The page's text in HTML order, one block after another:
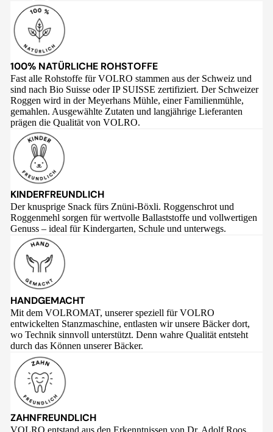
100% NATÜRLICHE ROHSTOFFE
Fast alle Rohstoffe für VOLRO stammen aus der Schweiz und
sind nach Bio Suisse oder IP SUISSE zertifiziert. Der Schweizer
Roggen wird in der Meyerhans Mühle, einer Familienmühle,
gemahlen. Ausgewählte Zutaten und langjährige Lieferanten
prägen die Qualität von VOLRO.
KINDERFREUNDLICH
Der knusprige Snack fürs Znüni-Böxli. Roggenschrot und
Roggenmehl sorgen für wertvolle Ballaststoffe und vollwertigen
Genuss – ideal für Kindergarten, Schule und unterwegs.
HANDGEMACHT
Mit dem VOLROMAT, unserer speziell für VOLRO
entwickelten Stanzmaschine, entlasten wir unsere Bäcker dort,
wo Technik sinnvoll unterstützt. Denn wahre Qualität entsteht
durch das Können unserer Bäcker.
ZAHNFREUNDLICH
VOLRO entstand aus den Erkenntnissen von Dr. Adolf Roos,